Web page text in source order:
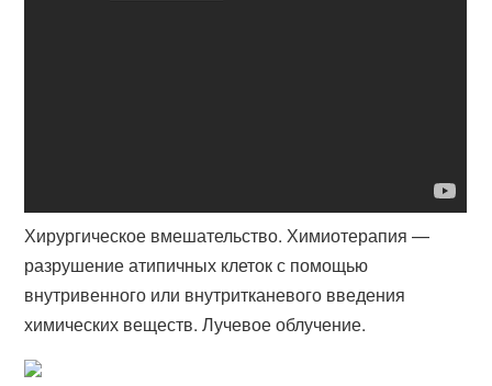
Хирургическое вмешательство. Химиотерапия —
разрушение атипичных клеток с помощью
внутривенного или внутритканевого введения
химических веществ. Лучевое облучение.